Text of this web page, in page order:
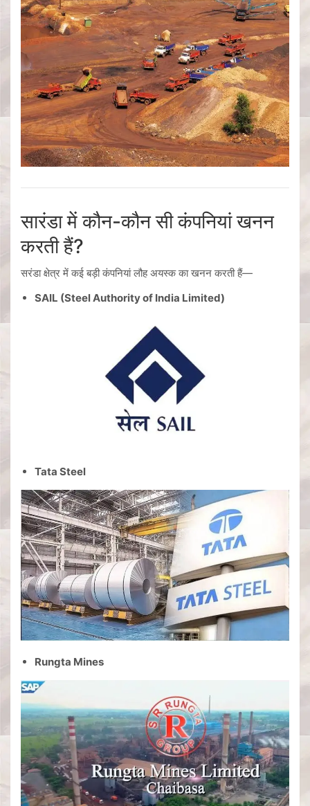
सारंडा में कौन-कौन सी कंपनियां खनन
करती हैं?
सरंडा क्षेत्र में कई बड़ी कंपनियां लौह अयस्क का खनन करती हैं—
SAIL (Steel Authority of India Limited)
Tata Steel
Rungta Mines